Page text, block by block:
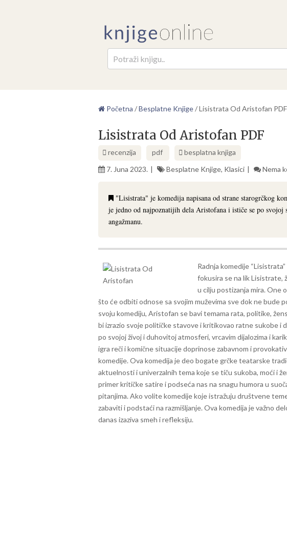
Početna /Besplatne Knjige/Lisistrata Od Aristofan PDF
Lisistrata Od Aristofan PDF
recenzija pdf
besplatna knjiga
7. Juna 2023.
Besplatne Knjige, Klasici Nema
"Lisistrata" je komedija napisana od strane starogrčkog
je jedno od najpoznatijih dela Aristofana i ističe se po
angažmanu.
Radnja komedije
fokusira se na lik Lisistrate,
u cilju postizanja mira. One
što će odbiti odnose sa svojim muževima sve dok ne bude
svoju komediju, Aristofan se bavi temama rata, politike,
bi izrazio svoje političke stavove i kritikovao ratne sukobe i
po svojoj živoj i duhovitoj atmosferi, vrcavim dijalozima i
igra reči i komične situacije doprinose zabavnom i
komedije. Ova komedija je deo bogate grčke teatarske
aktuelnosti i univerzalnih tema koje se tiču sukoba, moći i
primer kritičke satire i podseća nas na snagu humora u
pitanjima. Ako volite komedije koje istražuju društvene
zabaviti i podstaći na razmišljanje. Ova komedija je važno
danas izaziva smeh i refleksiju.